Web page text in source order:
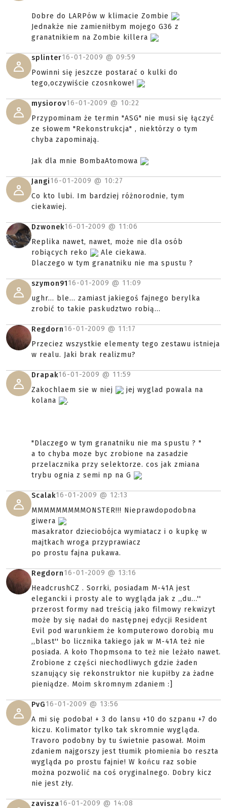
Dobre do LARPów w klimacie Zombie
Jednakże nie zamieniłbym mojego G36 z
granatnikiem na Zombie killera
splinter16-01-2009 @ 09:59
Powinni się jeszcze postarać o kulki do
tego,oczywiście czosnkowe!
mysiorov16-01-2009 @ 10:22
Przypominam że termin "ASG" nie musi się łączyć
ze słowem "Rekonstrukcja" , niektórzy o tym
chyba zapominają.
Jak dla mnie BombaAtomowa
Jangi16-01-2009 @ 10:27
Co kto lubi. Im bardziej różnorodnie, tym
ciekawiej.
Dzwonek16-01-2009 @ 11:06
Replika nawet, nawet, może nie dla osób
robiących reko
Ale ciekawa.
Dlaczego w tym granatniku nie ma spustu ?
szymon9116-01-2009 @ 11:09
ughr... ble... zamiast jakiegoś fajnego berylka
zrobić to takie paskudztwo robią...
Regdorn16-01-2009 @ 11:17
Przeciez wszystkie elementy tego zestawu istnieja
w realu. Jaki brak realizmu?
Drapak16-01-2009 @ 11:59
Zakochlaem sie w niej
jej wyglad powala na
kolana
.
"Dlaczego w tym granatniku nie ma spustu ? "
a to chyba moze byc zrobione na zasadzie
przelacznika przy selektorze. cos jak zmiana
trybu ognia z semi np na G
Scalak16-01-2009 @ 12:13
MMMMMMMMMONSTER!!! Nieprawdopodobna
giwera
masakrator dzieciobójca wymiatacz i o kupkę w
majtkach wroga przyprawiacz
po prostu fajna pukawa.
Regdorn16-01-2009 @ 13:16
HeadcrushCZ . Sorrki, posiadam M-41A jest
elegancki i prosty ale to wygląda jak z ,,du...''
przerost formy nad treścią jako filmowy rekwizyt
może by się nadał do następnej edycji Resident
Evil pod warunkiem że komputerowo dorobią mu
,,blast'' bo licznika takiego jak w M-41A też nie
posiada. A koło Thopmsona to też nie leżało nawet.
Zrobione z części niechodliwych gdzie żaden
szanujący się rekonstruktor nie kupiłby za żadne
pieniądze. Moim skromnym zdaniem :]
PvG16-01-2009 @ 13:56
A mi się podoba! + 3 do lansu +10 do szpanu +7 do
kiczu. Kolimator tylko tak skromnie wygląda.
Travoro podobny by tu świetnie pasował. Moim
zdaniem najgorszy jest tłumik płomienia bo reszta
wygląda po prostu fajnie! W końcu raz sobie
można pozwolić na coś oryginalnego. Dobry kicz
nie jest zły.
zavisza16-01-2009 @ 14:08